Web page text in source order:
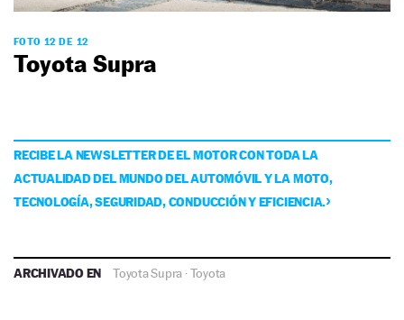
FOTO 12 DE 12
Toyota Supra
RECIBE LA NEWSLETTER DE EL MOTOR CON TODA LA
ACTUALIDAD DEL MUNDO DEL AUTOMÓVIL Y LA MOTO,
TECNOLOGÍA, SEGURIDAD, CONDUCCIÓN Y EFICIENCIA.
ARCHIVADO EN Toyota Supra ·Toyota